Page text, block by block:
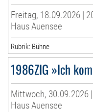
Freitag, 18.09.2026 |
Haus Auensee
Rubrik: Bühne
1986ZIG »Ich
Mittwoch, 30.09.2026
Haus Auensee